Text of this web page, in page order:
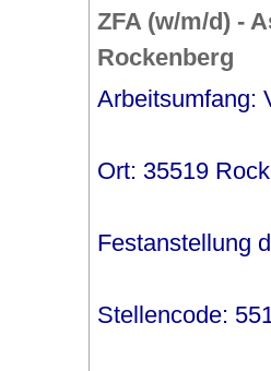
ZFA (w/m/d) -
Rockenberg
Arbeitsumfang:
Ort: 35519
Festanstellung
Stellencode: